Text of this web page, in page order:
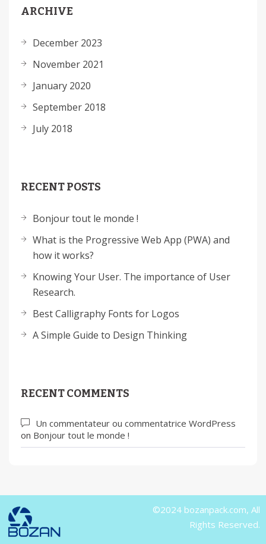
ARCHIVE
December 2023
November 2021
January 2020
September 2018
July 2018
RECENT POSTS
Bonjour tout le monde !
What is the Progressive Web App (PWA) and
how it works?
Knowing Your User. The importance of User
Research.
Best Calligraphy Fonts for Logos
A Simple Guide to Design Thinking
RECENT COMMENTS
Un commentateur ou commentatrice WordPress
on Bonjour tout le monde !
©2024 bozanpack.com, All
Rights Reserved.